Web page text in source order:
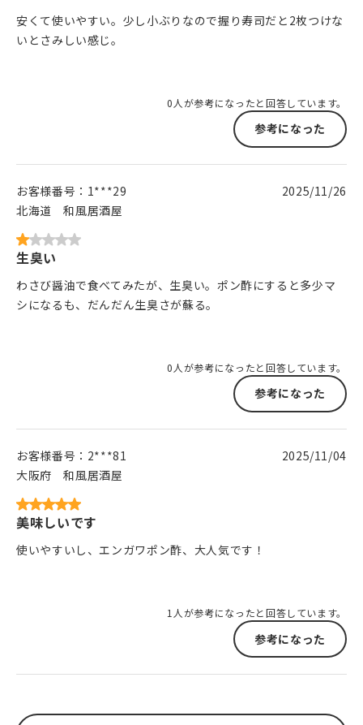
安くて使いやすい。少し小ぶりなので握り寿司だと2枚つけな
いとさみしい感じ。
0人が参考になったと回答しています。
参考になった
お客様番号： 1***29
北海道
和風居酒屋
2025/11/26
生臭い
わさび醤油で食べてみたが、生臭い。ポン酢にすると多少マ
シになるも、だんだん生臭さが蘇る。
0人が参考になったと回答しています。
参考になった
お客様番号： 2***81
大阪府
和風居酒屋
2025/11/04
美味しいです
使いやすいし、エンガワポン酢、大人気です！
1人が参考になったと回答しています。
参考になった